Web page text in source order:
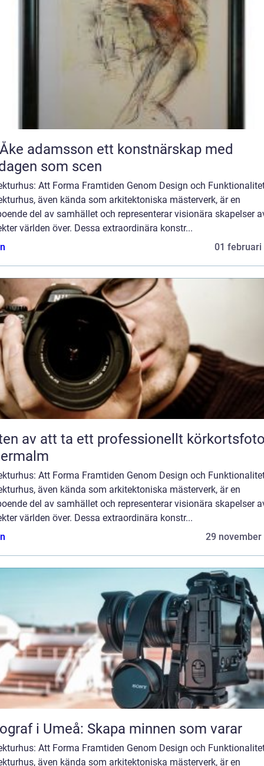
ett konstnärskap med
som scen
Att Forma Framtiden Genom Design och
även kända som arkitektoniska mästerverk, är en
del av samhället och representerar visionära skapelser
världen över. Dessa extraordinära konstr...
01 februari
av att ta ett professionellt
Att Forma Framtiden Genom Design och
även kända som arkitektoniska mästerverk, är en
del av samhället och representerar visionära skapelser
världen över. Dessa extraordinära konstr...
29 november
i Umeå: Skapa minnen som varar
Att Forma Framtiden Genom Design och
även kända som arkitektoniska mästerverk, är en